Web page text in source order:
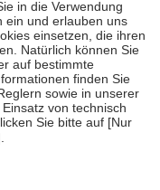
18. Lebensjahr
die von der